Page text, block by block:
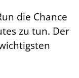
die Chance
zu tun. Der